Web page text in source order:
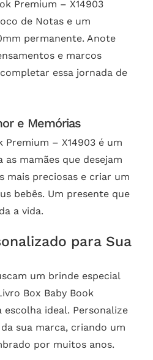
Premium – X14903
de Notas e um
permanente. Anote
e marcos
essa jornada de
e Memórias
Premium – X14903 é um
mamães que desejam
mais preciosas e criar um
bebês. Um presente que
a vida.
para Sua
um brinde especial
Box Baby Book
escolha ideal. Personalize
sua marca, criando um
por muitos anos.